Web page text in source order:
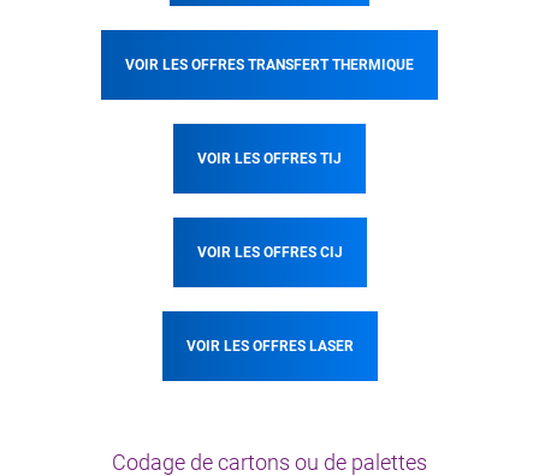
VOIR LES OFFRES TRANSFERT THERMIQUE
VOIR LES OFFRES TIJ
VOIR LES OFFRES CIJ
VOIR LES OFFRES LASER
Codage de cartons ou de palettes